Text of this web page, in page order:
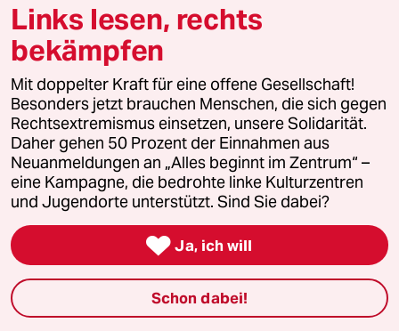
mitsamt des Bürokratismus sowie die daraus
folgende Egomanie und Insolidarität tragen
ihren Teil dazu bei. Das sog. „christliche“
Abendland mitsamt der
BJ Baldur Jahn
09.09.2015 ,15:33 Uhr
Zwischenstand "Links"
Links gäbe es eher Antworten als rechts, so
empfahl Frank Schirrmacher einen
gesellschaftspolitischen Lese-Aufbruch - und
das in der FAZ. So interessant manche
Lesefrüchte sind (Robert Kurz!) … über ein “wir
sind uns selbst schon zu viel” und deshalb alles
Links lesen, rechts
bekämpfen
Mit doppelter Kraft für eine offene Gesellschaft!
Besonders jetzt brauchen Menschen, die sich gegen
Rechtsextremismus einsetzen, unsere Solidarität.
Daher gehen 50 Prozent der Einnahmen aus
Neuanmeldungen an „Alles beginnt im Zentrum“ –
eine Kampagne, die bedrohte linke Kulturzentren
und Jugendorte unterstützt. Sind Sie dabei?
 Ja, ich will
Schon dabei!